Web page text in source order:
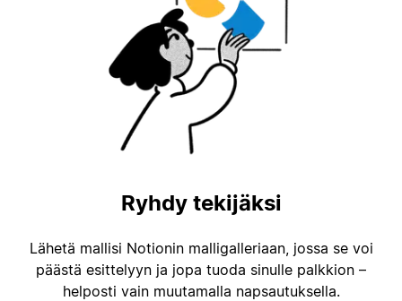
Ryhdy tekijäksi
Lähetä mallisi Notionin malligalleriaan, jossa se voi
päästä esittelyyn ja jopa tuoda sinulle palkkion –
helposti vain muutamalla napsautuksella.